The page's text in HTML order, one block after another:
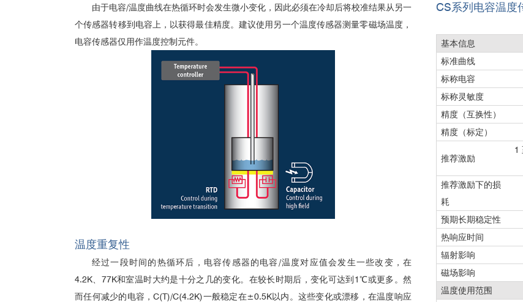
由于电容/温度曲线在热循环时会发生微小变化，因此必须在冷却后将校准结果从另一
个传感器转移到电容上，以获得最佳精度。建议使用另一个温度传感器测量零磁场温度，
电容传感器仅用作温度控制元件。
温度重复性
经过一段时间的热循环后，电容传感器的电容/温度对应值会发生一些改变，在
4.2K、77K和室温时大约是十分之几的变化。在较长时期后，变化可达到1℃或更多。然
而任何减少的电容，C(T)/C(4.2K)一般稳定在±0.5K以内。这些变化或漂移，在温度响应
CS系列电容温度
基本信息
标准曲线
标称电容
标称灵敏度
精度（互换性）
精度（标定）
推荐激励
1
推荐激励下的损
耗
预期长期稳定性
热响应时间
辐射影响
磁场影响
温度使用范围